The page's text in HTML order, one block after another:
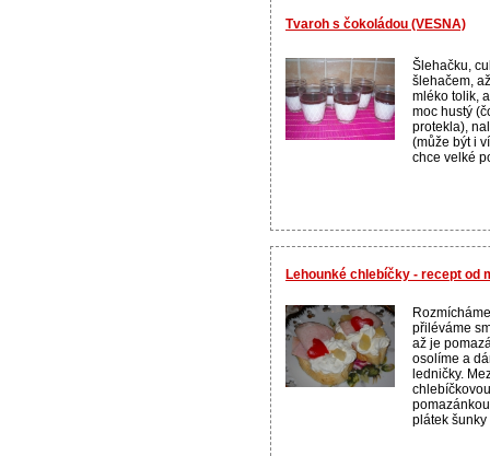
Tvaroh s čokoládou (VESNA)
Šlehačku,
šlehačem,
mléko tolik,
moc hustý
protekla),
(může být i
chce velké
Lehounké chlebíčky - recept od
přiléváme
až je
osolíme a
ledničky.
plátek šunky